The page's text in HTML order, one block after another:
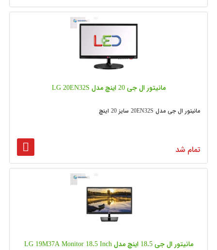
مانیتور ال جی 20 اینچ مدل LG 20EN32S
مانیتور ال جی مدل 20EN32S سایز 20 اینچ
تمام شد
مانیتور ال جی 18.5 اینچ مدل LG 19M37A Monitor 18.5 Inch